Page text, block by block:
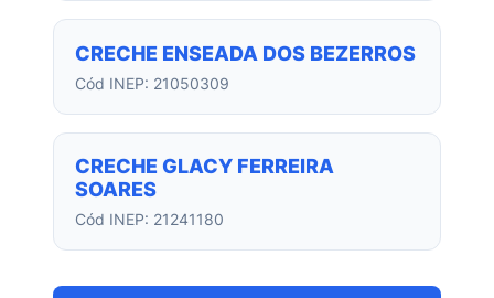
CRECHE ENSEADA DOS BEZERROS
Cód INEP: 21050309
CRECHE GLACY FERREIRA
SOARES
Cód INEP: 21241180